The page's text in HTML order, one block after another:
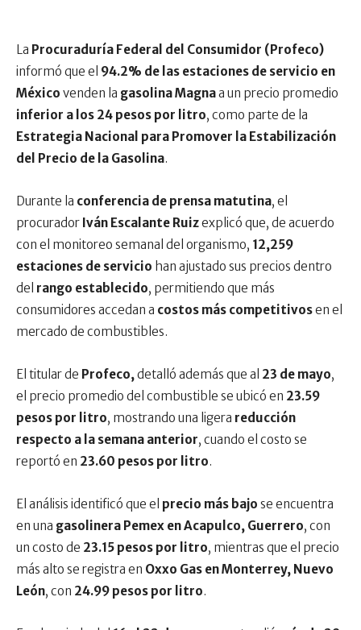
La Procuraduría Federal del Consumidor (Profeco)
informó que el 94.2% de las estaciones de servicio en
México venden la gasolina Magnaa un precio promedio
inferior a los 24 pesos por litro, como parte de la
Estrategia Nacional para Promover la Estabilización
del Precio de la Gasolina.
Durante la conferencia de prensa matutina, el
procurador Iván Escalante Ruizexplicó que, de acuerdo
con el monitoreo semanal del organismo, 12,259
estaciones de servicio han ajustado sus precios dentro
del rango establecido, permitiendo que más
consumidores accedan a costos más competitivosen el
mercado de combustibles.
El titular de Profeco, detalló además que al 23 de mayo,
el precio promedio del combustible se ubicó en 23.59
pesos por litro, mostrando una ligera reducción
respecto a la semana anterior, cuando el costo se
reportó en 23.60 pesos por litro.
El análisis identificó que el precio más bajo se encuentra
en una gasolinera Pemex en Acapulco, Guerrero, con
un costo de 23.15 pesos por litro, mientras que el precio
más alto se registra en Oxxo Gas en Monterrey, Nuevo
León, con 24.99 pesos por litro.